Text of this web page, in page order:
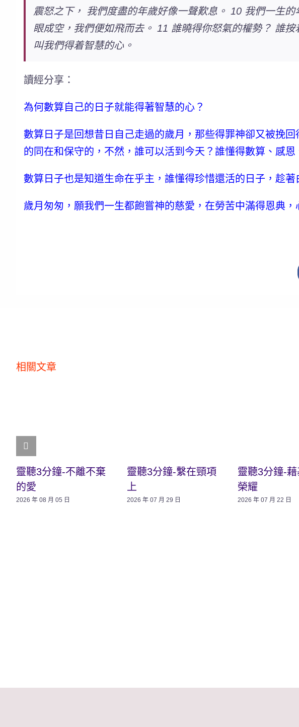
震怒之下， 我們度盡的年歲好像一聲歎息。 10 我們一生
眼成空，我們便如飛而去。 11 誰曉得你怒氣的權勢？ 誰
叫我們得着智慧的心。
讀經分享：
為何數算自己的日子就能得著智慧的心？
數算日子是回想昔日自己走過的歲月 ，那些得罪神卻又被挽
的同在和保守的，不然，誰可以活到今天？誰懂得數算、感
數算日子也是知道生命在乎主 ，誰懂得珍惜還活的日子，趁
歲月匆匆，願我們一生都飽嘗神的慈愛，在勞苦中滿得恩典，
相關文章
靈聽3分鐘-不離不棄
的愛
2026 年 08 月 05 日
靈聽3分鐘-繫在頸項
上
2026 年 07 月 29 日
靈聽3分鐘-
榮耀
2026 年 07 月 22 日